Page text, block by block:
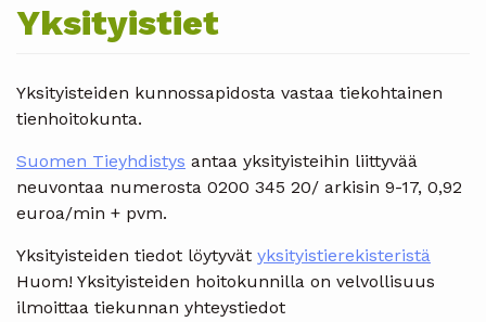
Yksityistiet
Yksityisteiden kunnossapidosta vastaa tiekohtainen
tienhoitokunta.
Suomen Tieyhdistys antaa yksityisteihin liittyvää
neuvontaa numerosta 0200 345 20/ arkisin 9-17, 0,92
euroa/min + pvm.
Yksityisteiden tiedot löytyvät yksityistierekisteristä
Huom! Yksityisteiden hoitokunnilla on velvollisuus
ilmoittaa tiekunnan yhteystiedot